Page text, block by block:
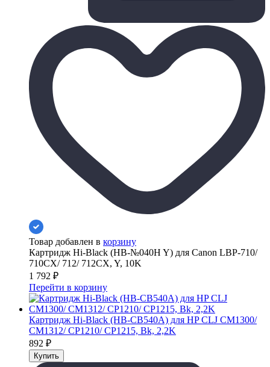
Товар добавлен в корзину
Картридж Hi-Black (HB-№040H Y) для Canon LBP-710/
710CX/ 712/ 712CX, Y, 10K
1 792 ₽
Перейти в корзину
Картридж Hi-Black (HB-CB540A) для HP CLJ CM1300/
CM1312/ CP1210/ CP1215, Bk, 2,2K
892 ₽